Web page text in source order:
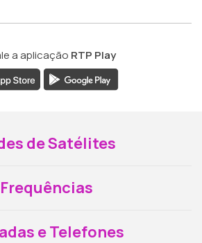
a aplicação RTP Play
de Satélites
Frequências
e Telefones